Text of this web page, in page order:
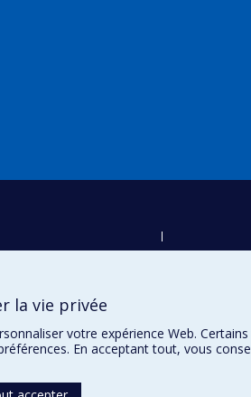
la vie privée
votre expérience Web.
En acceptant tout, vous